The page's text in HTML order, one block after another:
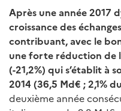
Après une année 2017
croissance des
contribuant, avec le
une forte réduction de
(-21,2%) qui s’établit à
2014 (36,5 Md€ ; 2,1%
deuxième année